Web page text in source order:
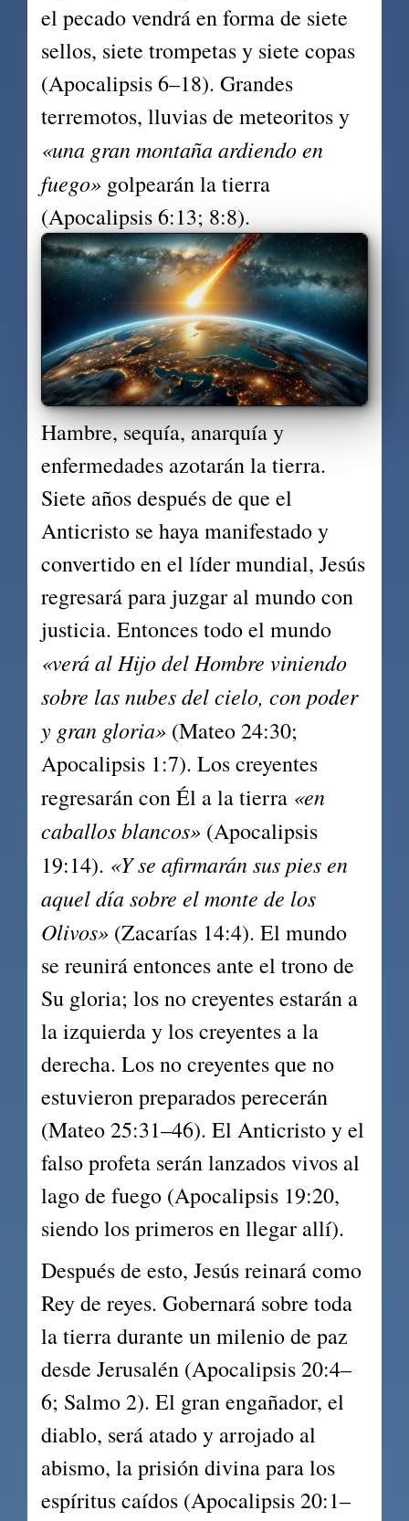
el pecado vendrá en forma de siete
sellos, siete trompetas y siete copas
(Apocalipsis 6–18). Grandes
«una gran montaña ardiendo en
fuego» golpearán la tierra
(Apocalipsis 6:13; 8:8).
Hambre, sequía, anarquía y
enfermedades azotarán la tierra.
Siete años después de que el
Anticristo se haya manifestado y
convertido en el líder mundial, Jesús
regresará para juzgar al mundo con
«verá al Hijo del Hombre viniendo
sobre las nubes del cielo, con poder
y gran gloria» (Mateo 24:30;
Apocalipsis 1:7). Los creyentes
regresarán con Él a la tierra «en
caballos blancos» (Apocalipsis
19:14). «Y se afirmarán sus pies en
aquel día sobre el monte de los
Olivos» (Zacarías 14:4). El mundo
se reunirá entonces ante el trono de
Su gloria; los no creyentes estarán a
la izquierda y los creyentes a la
derecha. Los no creyentes que no
estuvieron preparados perecerán
(Mateo 25:31–46). El Anticristo y el
falso profeta serán lanzados vivos al
lago de fuego (Apocalipsis 19:20,
siendo los primeros en llegar allí).
Después de esto, Jesús reinará como
Rey de reyes. Gobernará sobre toda
la tierra durante un milenio de paz
desde Jerusalén (Apocalipsis 20:4–
6; Salmo 2). El gran engañador, el
diablo, será atado y arrojado al
abismo, la prisión divina para los
espíritus caídos (Apocalipsis 20:1–